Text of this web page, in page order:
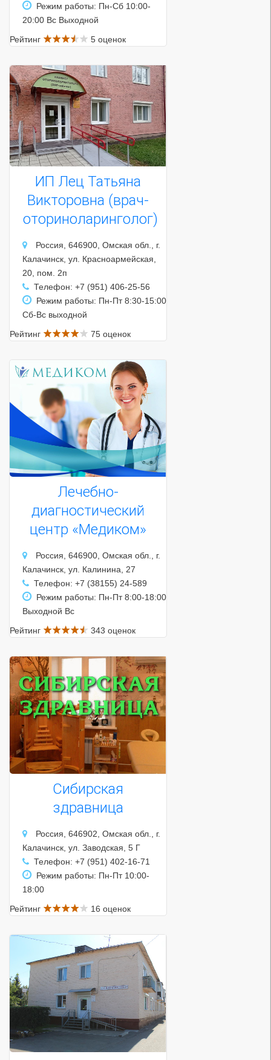
Режим работы: Пн-Сб 10:00-
20:00 Вс Выходной
Рейтинг
5 оценок
ИП Лец Татьяна
Викторовна (врач-
оториноларинголог)
Россия, 646900, Омская обл., г.
Калачинск, ул. Красноармейская,
20, пом. 2п
Телефон: +7 (951) 406-25-56
Режим работы: Пн-Пт 8:30-15:00
Сб-Вс выходной
Рейтинг
75 оценок
Лечебно-
диагностический
центр «Медиком»
Россия, 646900, Омская обл., г.
Калачинск, ул. Калинина, 27
Телефон: +7 (38155) 24-589
Режим работы: Пн-Пт 8:00-18:00
Выходной Вс
Рейтинг
343 оценок
Сибирская
здравница
Россия, 646902, Омская обл., г.
Калачинск, ул. Заводская, 5 Г
Телефон: +7 (951) 402-16-71
Режим работы: Пн-Пт 10:00-
18:00
Рейтинг
16 оценок